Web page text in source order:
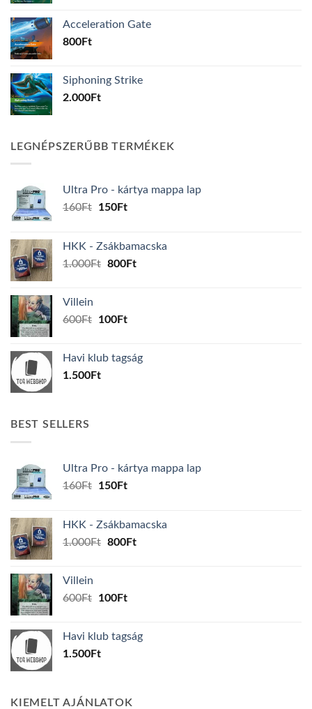
Acceleration Gate
800Ft
Siphoning Strike
2.000Ft
LEGNÉPSZERŰBB TERMÉKEK
Ultra Pro - kártya mappa lap
160Ft
Original
160Ft.
150FtCurrent
150Ft.
HKK - Zsákbamacska
1.000Ft Original
800FtCurrent
Villein
600Ft
Original
600Ft.
100FtCurrent
100Ft.
Havi klub tagság
1.500Ft
BEST SELLERS
Ultra Pro - kártya mappa lap
160Ft
Original
160Ft.
150FtCurrent
150Ft.
HKK - Zsákbamacska
1.000Ft Original
800FtCurrent
Villein
600Ft
Original
600Ft.
100FtCurrent
100Ft.
Havi klub tagság
1.500Ft
KIEMELT AJÁNLATOK